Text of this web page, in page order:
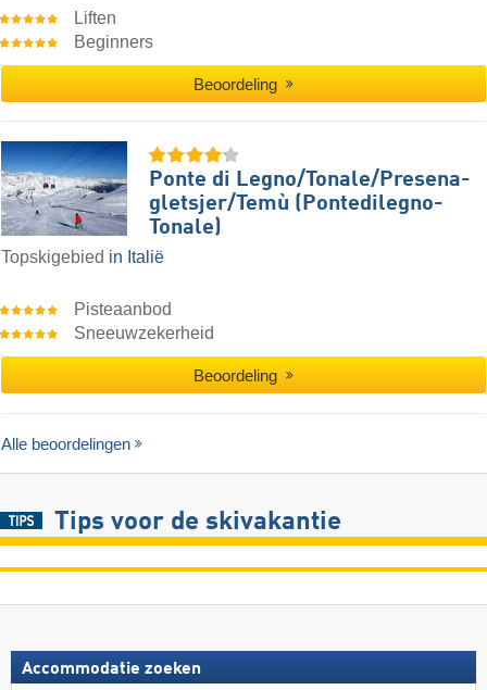
Liften
Beginners
Beoordeling
Ponte di Legno/​​Tonale/​​Presena-
gletsjer/​​Temù (Pontedilegno-
Tonale)
Topskigebied in Italië
Pisteaanbod
Sneeuwzekerheid
Beoordeling
Alle beoordelingen
Tips voor de skivakantie
Accommodatie zoeken